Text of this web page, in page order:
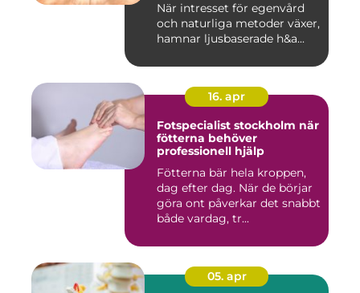
När intresset för egenvård
och naturliga metoder växer,
hamnar ljusbaserade h&a...
16. apr
Fotspecialist stockholm när
fötterna behöver
professionell hjälp
Fötterna bär hela kroppen,
dag efter dag. När de börjar
göra ont påverkar det snabbt
både vardag, tr...
05. apr